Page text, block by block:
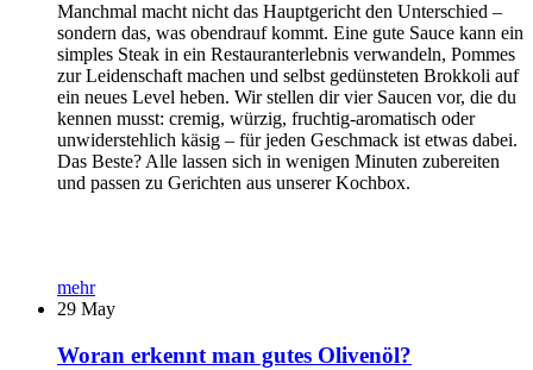
Manchmal macht nicht das Hauptgericht den Unterschied –
sondern das, was obendrauf kommt. Eine gute Sauce kann ein
simples Steak in ein Restauranterlebnis verwandeln, Pommes
zur Leidenschaft machen und selbst gedünsteten Brokkoli auf
ein neues Level heben. Wir stellen dir vier Saucen vor, die du
kennen musst: cremig, würzig, fruchtig-aromatisch oder
unwiderstehlich käsig – für jeden Geschmack ist etwas dabei.
Das Beste? Alle lassen sich in wenigen Minuten zubereiten
und passen zu Gerichten aus unserer Kochbox.
mehr
29 May
Woran erkennt man gutes Olivenöl?